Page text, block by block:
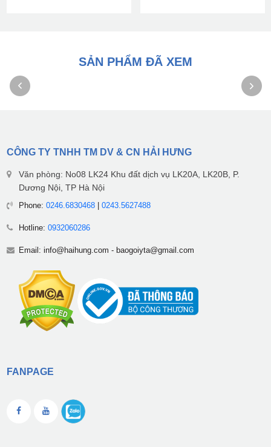
SẢN PHẨM ĐÃ XEM
CÔNG TY TNHH TM DV & CN HẢI HƯNG
Văn phòng: No08 LK24 Khu đất dịch vụ LK20A, LK20B, P.
Dương Nội, TP Hà Nội
Phone: 0246.6830468| 0243.5627488
Hotline: 0932060286
Email: info@haihung.com - baogoiyta@gmail.com
FANPAGE